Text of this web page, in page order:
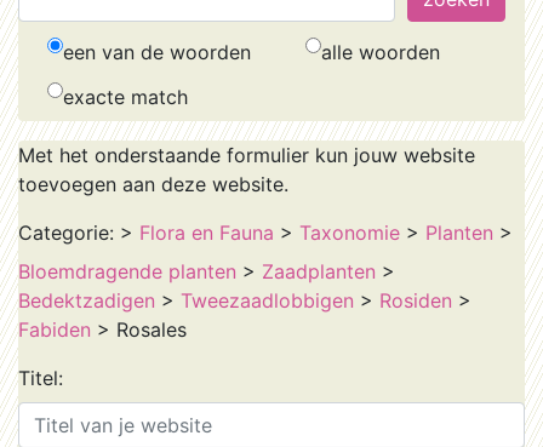
een van de woorden
alle woorden
exacte match
Met het onderstaande formulier kun jouw website
toevoegen aan deze website.
Categorie: > Flora en Fauna > Taxonomie > Planten >
Bloemdragende planten > Zaadplanten >
Bedektzadigen > Tweezaadlobbigen > Rosiden >
Fabiden > Rosales
Titel: